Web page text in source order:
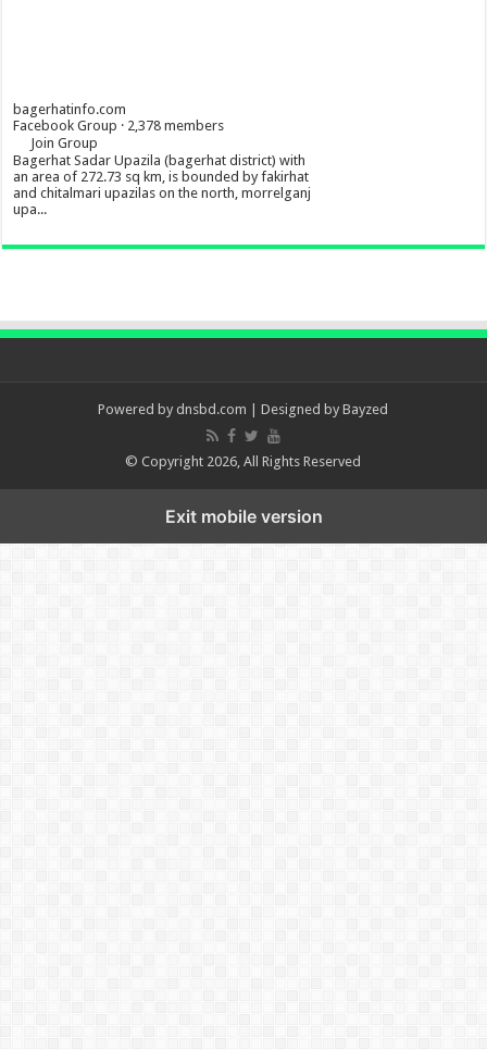
bagerhatinfo.com
Facebook Group · 2,378 members
Join Group
Bagerhat Sadar Upazila (bagerhat district) with
an area of 272.73 sq km, is bounded by fakirhat
and chitalmari upazilas on the north, morrelganj
upa...
Powered by dnsbd.com | Designed byBayzed
© Copyright 2026, All Rights Reserved
Exit mobile version